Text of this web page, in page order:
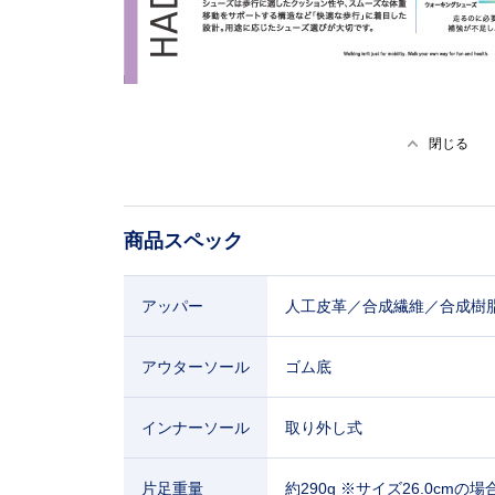
閉じる
商品スペック
アッパー 人工皮革／合成繊維／合成樹
アウターソール ゴム底
インナーソール 取り外し式
片足重量 約290g ※サイズ26.0cmの場